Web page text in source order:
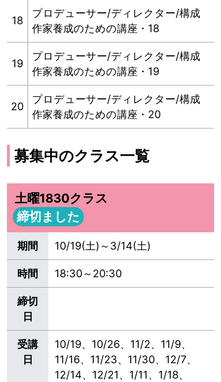
18
プロデューサー/ディレクター/構成
作家養成のための講座・18
19
プロデューサー/ディレクター/構成
作家養成のための講座・19
20
プロデューサー/ディレクター/構成
作家養成のための講座・20
募集中のクラス一覧
土曜1830クラス
締切ました
期間 10/19(土)～3/14(土)
時間 18:30～20:30
締切
日
受講
日
10/19、10/26、11/2、11/9、
11/16、11/23、11/30、12/7、
12/14、12/21、1/11、1/18、